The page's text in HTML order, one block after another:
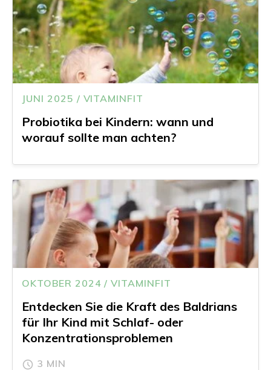
JUNI 2025 / VITAMINFIT
Probiotika bei Kindern: wann und
worauf sollte man achten?
OKTOBER 2024 / VITAMINFIT
Entdecken Sie die Kraft des Baldrians
für Ihr Kind mit Schlaf- oder
Konzentrationsproblemen
3 MIN